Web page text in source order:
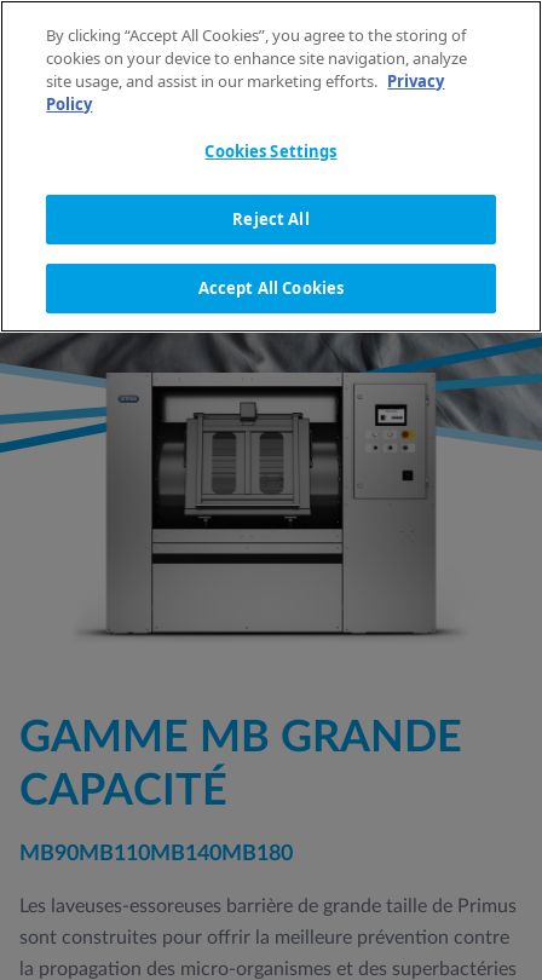
FR
ACCUEIL
LAVEUSES-ESSOREUSES
ASEPTIQUES DE GRANDE
CAPACITÉ
GAMME MB GRANDE
CAPACITÉ
MB90MB110MB140MB180
Les laveuses-essoreuses barrière de grande taille de Primus
sont construites pour offrir la meilleure prévention contre
la propagation des micro-organismes et des superbactéries
By clicking “Accept All Cookies”, you agree to the storing of
cookies on your device to enhance site navigation, analyze
site usage, and assist in our marketing efforts. Privacy
Policy
Cookies Settings
Reject All
Accept All Cookies